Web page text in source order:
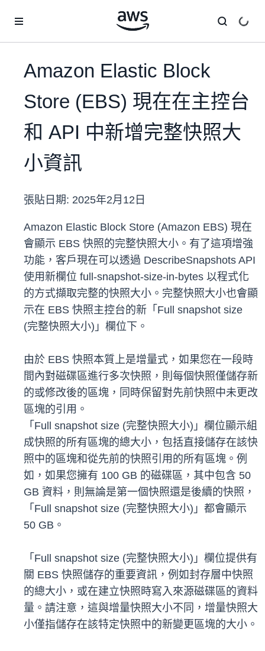
Amazon Elastic Block
Store (EBS) 現在在主控台
和 API 中新增完整快照大
小資訊
張貼日期: 2025年2月12日
Amazon Elastic Block Store (Amazon EBS) 現在
會顯示 EBS 快照的完整快照大小。有了這項增強
功能，客戶現在可以透過 DescribeSnapshots API
使用新欄位 full-snapshot-size-in-bytes 以程式化
的方式擷取完整的快照大小。完整快照大小也會顯
示在 EBS 快照主控台的新「Full snapshot size
(完整快照大小)」欄位下。
由於 EBS 快照本質上是增量式，如果您在一段時
間內對磁碟區進行多次快照，則每個快照僅儲存新
的或修改後的區塊，同時保留對先前快照中未更改
區塊的引用。
「Full snapshot size (完整快照大小)」欄位顯示組
成快照的所有區塊的總大小，包括直接儲存在該快
照中的區塊和從先前的快照引用的所有區塊。例
如，如果您擁有 100 GB 的磁碟區，其中包含 50
GB 資料，則無論是第一個快照還是後續的快照，
「Full snapshot size (完整快照大小)」都會顯示
50 GB。
「Full snapshot size (完整快照大小)」欄位提供有
關 EBS 快照儲存的重要資訊，例如封存層中快照
的總大小，或在建立快照時寫入來源磁碟區的資料
量。請注意，這與增量快照大小不同，增量快照大
小僅指儲存在該特定快照中的新變更區塊的大小。